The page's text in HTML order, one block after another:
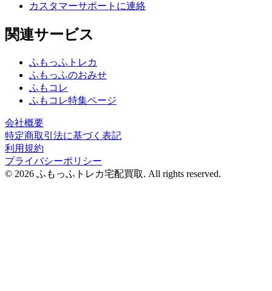
カスタマーサポートに連絡
関連サービス
ふもっふトレカ
ふもっふのおみせ
ふもコレ
ふもコレ特集ページ
会社概要
特定商取引法に基づく表記
利用規約
プライバシーポリシー
© 2026 ふもっふトレカ宅配買取. All rights reserved.